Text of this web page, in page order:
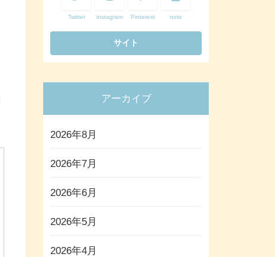
Twitter instagram Pinterest note
アーカイブ
2026年8月
2026年7月
2026年6月
2026年5月
2026年4月